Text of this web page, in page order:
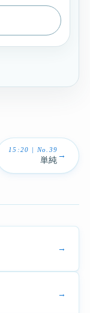
→
15:20 | No.39
単純
→
→